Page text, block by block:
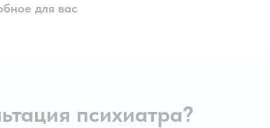
для вас
психиатра?